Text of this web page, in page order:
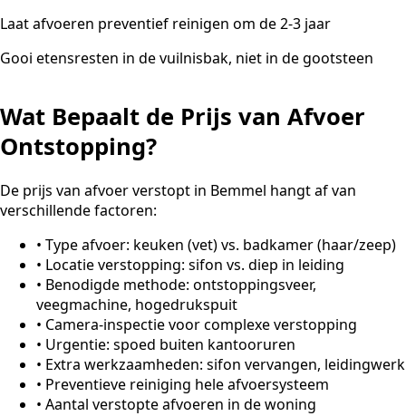
Laat afvoeren preventief reinigen om de 2-3 jaar
Gooi etensresten in de vuilnisbak, niet in de gootsteen
Wat Bepaalt de Prijs van Afvoer
Ontstopping?
De prijs van afvoer verstopt in Bemmel hangt af van
verschillende factoren:
• Type afvoer: keuken (vet) vs. badkamer (haar/zeep)
• Locatie verstopping: sifon vs. diep in leiding
• Benodigde methode: ontstoppingsveer,
veegmachine, hogedrukspuit
• Camera-inspectie voor complexe verstopping
• Urgentie: spoed buiten kantooruren
• Extra werkzaamheden: sifon vervangen, leidingwerk
• Preventieve reiniging hele afvoersysteem
• Aantal verstopte afvoeren in de woning